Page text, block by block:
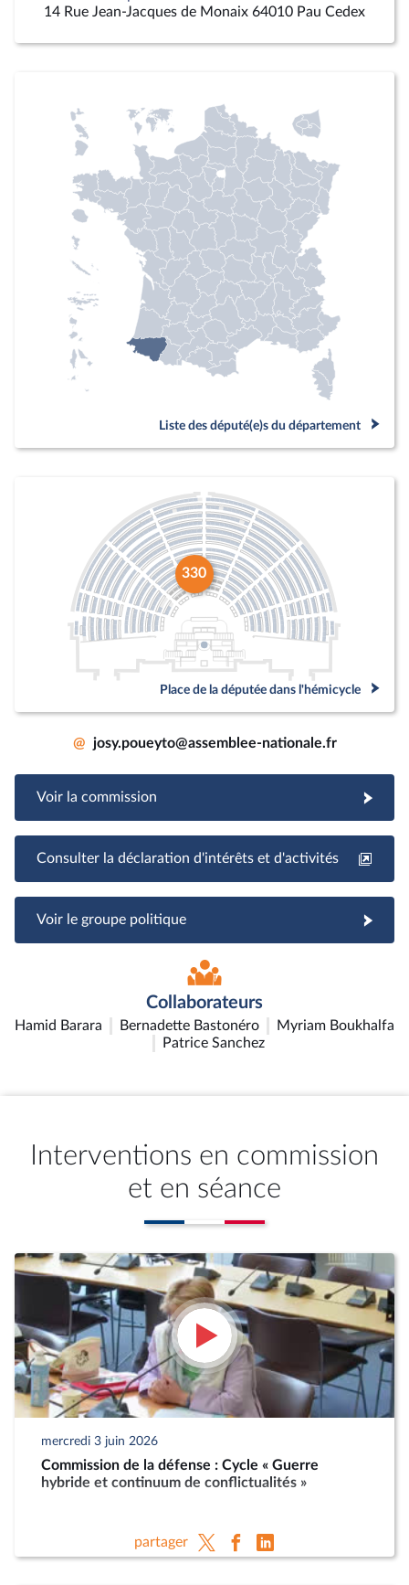
14 Rue Jean-Jacques de Monaix 64010 Pau Cedex
Liste des député(e)s du département
330
Place de la députée dans l'hémicycle
@ josy.poueyto@assemblee-nationale.fr
Voir la commission
Consulter la déclaration d'intérêts et d'activités
Voir le groupe politique
Collaborateurs
Hamid Barara Bernadette Bastonéro
Myriam Boukhalfa
Patrice Sanchez
Interventions en commission
et en séance
mercredi 3 juin 2026
Commission de la défense : Cycle « Guerre
hybride et continuum de conflictualités »
partager